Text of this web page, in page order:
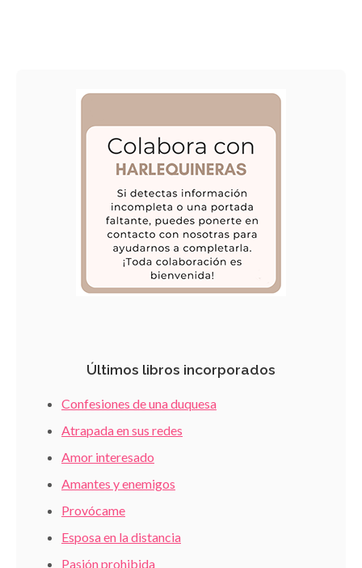
Últimos libros incorporados
Confesiones de una duquesa
Atrapada en sus redes
Amor interesado
Amantes y enemigos
Provócame
Esposa en la distancia
Pasión prohibida